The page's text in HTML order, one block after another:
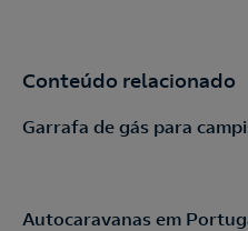
Conteúdo relacionado
Garrafa de gás para
Autocaravanas em